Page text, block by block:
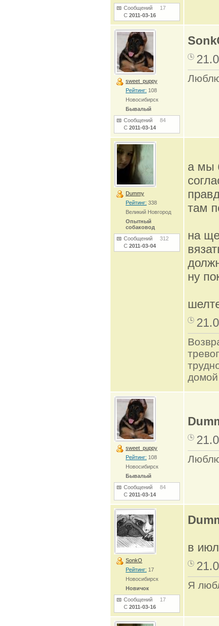
Сообщений 17
С 2011-03-16
sweet_puppy
Рейтинг: 108
Новосибирск
Бывалый
Сообщений 84
С 2011-03-14
Dummy
Рейтинг: 338
Великий Новгород
Опытный
собаковод
Сообщений 312
С 2011-03-04
а мы
там
на
ну
sweet_puppy
Рейтинг: 108
Новосибирск
Бывалый
Сообщений 84
С 2011-03-14
SonkO
Рейтинг: 17
Новосибирск
Новичок
Сообщений 17
С 2011-03-16
в
Я